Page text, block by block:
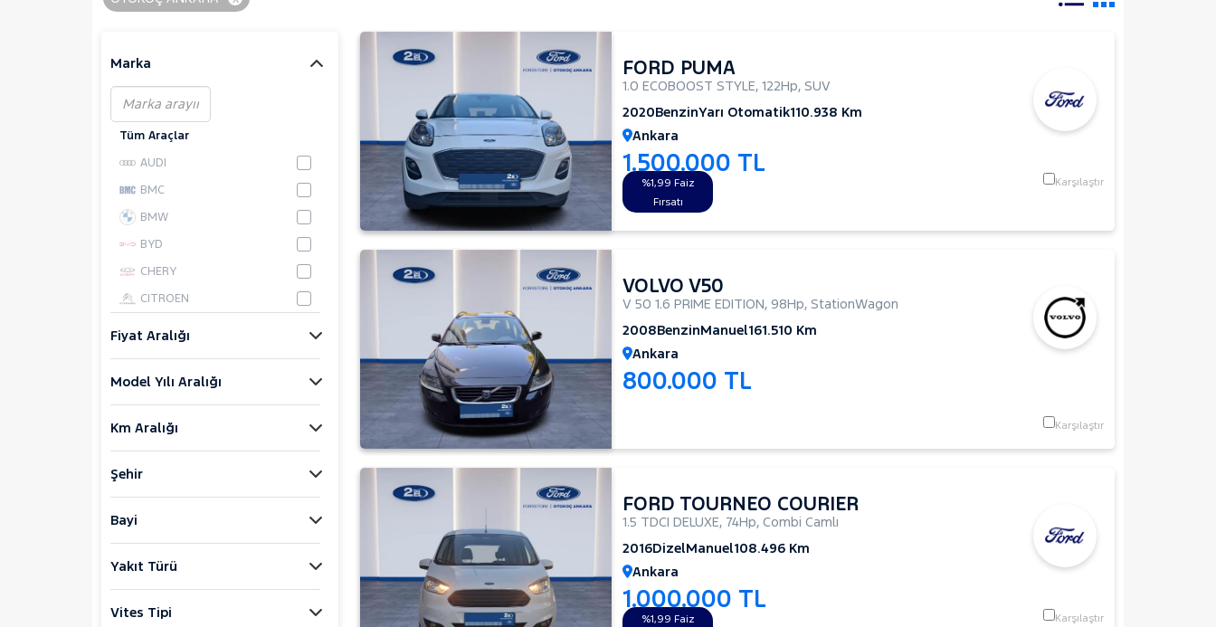
Marka
Tüm Araçlar
AUDI
BMC
BMW
BYD
CHERY
CITROEN
DAIHATSU
FIAT
FORD
ISUZU
Iveco
Fiyat Aralığı
Model Yılı Aralığı
Km Aralığı
Şehir
Bayi
Yakıt Türü
Vites Tipi
FORD PUMA
1.0 ECOBOOST STYLE, 122Hp, SUV
2020BenzinYarı Otomatik110.938 Km
Ankara
1.500.000 TL
%1,99 Faiz
Fırsatı
Karşılaştır
VOLVO V50
V 50 1.6 PRIME EDITION, 98Hp, StationWagon
2008BenzinManuel161.510 Km
Ankara
800.000 TL
Karşılaştır
FORD TOURNEO COURIER
1.5 TDCI DELUXE, 74Hp, Combi Camlı
2016DizelManuel108.496 Km
Ankara
1.000.000 TL
%1,99 Faiz
Karşılaştır